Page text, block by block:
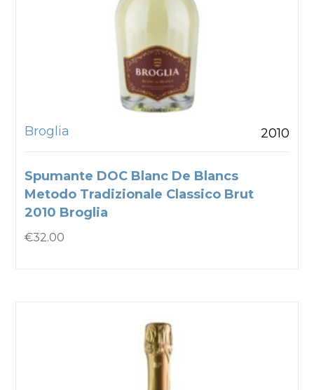
Broglia 2010
Spumante DOC Blanc De Blancs
Metodo Tradizionale Classico Brut
2010 Broglia
€32.00